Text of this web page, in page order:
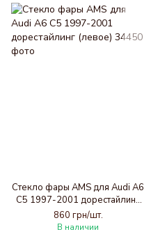
Стекло фары AMS для Audi A6
C5 1997-2001 дорестайлинг
(левое)
860 грн/шт.
В наличии